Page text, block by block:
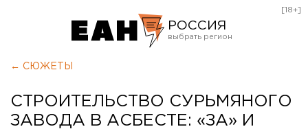
РОССИЯ
Курган
[18+]
← СЮЖЕТЫ
СТРОИТЕЛЬСТВО СУРЬМЯНОГО
ЗАВОДА В АСБЕСТЕ: «ЗА» И